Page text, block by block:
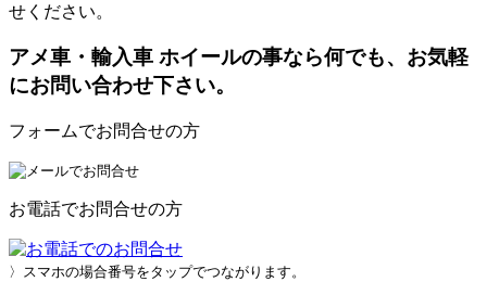
せください。
アメ車・輸入車 ホイールの事なら何でも、お気軽
にお問い合わせ下さい。
フォームでお問合せの方
お電話でお問合せの方
〉スマホの場合番号をタップでつながります。